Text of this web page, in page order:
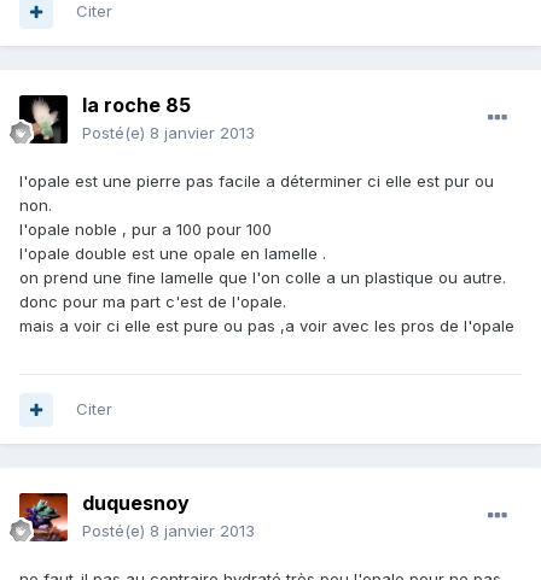
Citer
la roche 85
Posté(e) 8 janvier 2013
l'opale est une pierre pas facile a déterminer ci elle est pur ou
non.
l'opale noble , pur a 100 pour 100
l'opale double est une opale en lamelle .
on prend une fine lamelle que l'on colle a un plastique ou autre.
donc pour ma part c'est de l'opale.
mais a voir ci elle est pure ou pas ,a voir avec les pros de l'opale
Citer
duquesnoy
Posté(e) 8 janvier 2013